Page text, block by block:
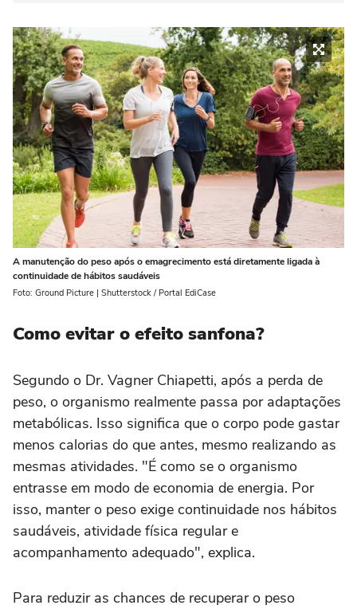
A manutenção do peso após o emagrecimento está diretamente ligada à
continuidade de hábitos saudáveis
Foto: Ground Picture | Shutterstock / Portal EdiCase
Como evitar o efeito sanfona?
Segundo o Dr. Vagner Chiapetti, após a perda de
peso, o organismo realmente passa por adaptações
metabólicas. Isso significa que o corpo pode gastar
menos calorias do que antes, mesmo realizando as
mesmas atividades. "É como se o organismo
entrasse em modo de economia de energia. Por
isso, manter o peso exige continuidade nos hábitos
saudáveis, atividade física regular e
acompanhamento adequado", explica.
Para reduzir as chances de recuperar o peso